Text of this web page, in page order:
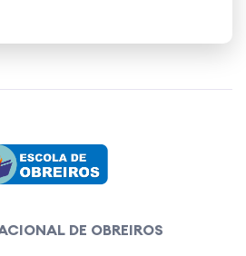
DE OBREIROS